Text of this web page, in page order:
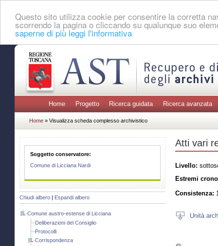
Questo sito utilizza cookie per consentire la corretta
scorrendo la pagina o cliccando su qualunque suo
saperne di più leggi l'informativa
Home Progetto Ricerca guidata Ricerca avanzata
Home » Visualizza scheda complesso archivistico
Soggetto conservatore:
Comune di Licciana Nardi
Chiudi albero Espandi albero
Comune austro-estense di Licciana
Deliberazioni del Consiglio
Protocolli
Corrispondenza
Atti vari
Livello:
Estremi
Consistenza:
Unità